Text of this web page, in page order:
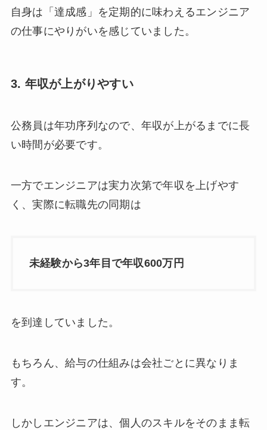
自身は「達成感」を定期的に味わえるエンジニア
の仕事にやりがいを感じていました。
3. 年収が上がりやすい
公務員は年功序列なので、年収が上がるまでに長
い時間が必要です。
一方でエンジニアは実力次第で年収を上げやす
く、実際に転職先の同期は
未経験から3年目で年収600万円
を到達していました。
もちろん、給与の仕組みは会社ごとに異なりま
す。
しかしエンジニアは、個人のスキルをそのまま転